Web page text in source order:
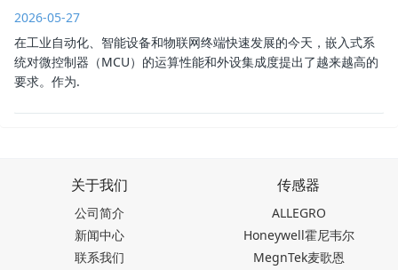
2026-05-27
在工业自动化、智能设备和物联网终端快速发展的今天，嵌入式系
统对微控制器（MCU）的运算性能和外设集成度提出了越来越高的
要求。作为.
关于我们
公司简介
新闻中心
联系我们
传感器
ALLEGRO
Honeywell霍尼韦尔
MegnTek麦歌恩